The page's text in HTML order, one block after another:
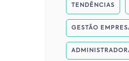
TENDÊNCIAS
GESTÃO